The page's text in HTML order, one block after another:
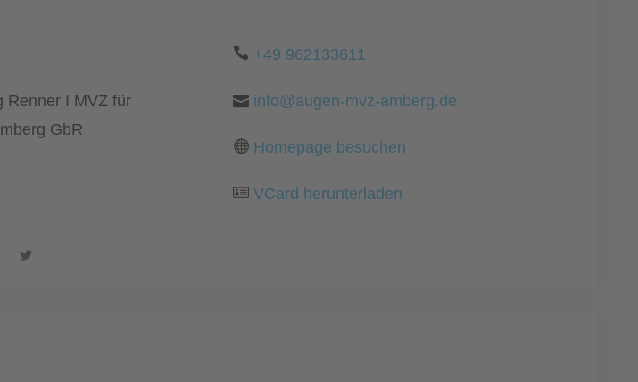
Renner I MVZ für
GbR
+49 962133611
info@augen-mvz-amberg.de
Homepage besuchen
VCard herunterladen